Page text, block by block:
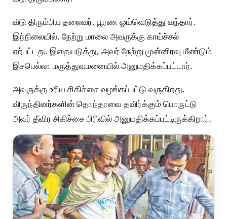
வீடு திரும்பிய தலைவர், பூரண ஓய்வெடுத்து வந்தார்.
இந்நிலையில், நேற்று மாலை அவருக்கு காய்ச்சல்
ஏற்பட்டது. இதையடுத்து, அவர் நேற்று முன்னிரவு மீண்டும்
இசபெல்லா மருத்துவமனையில் அனுமதிக்கப்பட்டார்.
அவருக்கு உரிய சிகிச்சை வழங்கப்பட்டு வருகிறது.
விருந்தினர்களின் தொந்தரவை தவிர்க்கும் பொருட்டு
அவர் தீவிர சிகிச்சை பிரிவில் அனுமதிக்கப்பட்டிருக்கிறார்.